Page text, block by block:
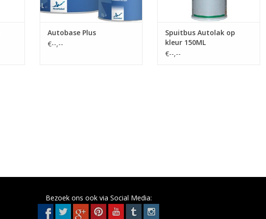
Autobase Plus
€--,--
Spuitbus Autolak op
kleur 150ML
€--,--
Bezoek ons ook via Social Media: